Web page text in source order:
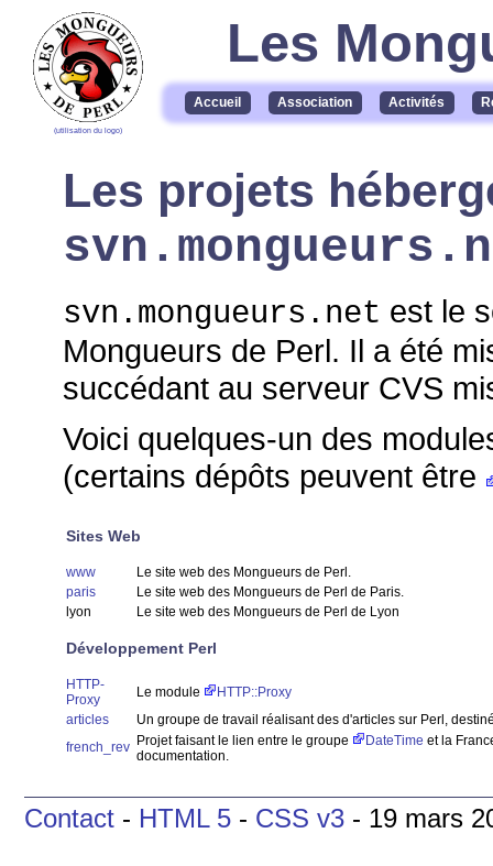
(utilisation du logo)
Les
Accueil Association Activités
Les projets
svn.mongueurs.net est le
Mongueurs de Perl. Il a été
succédant au serveur CVS
Voici quelques-un des
(certains dépôts peuvent être
Sites Web
www
Le site web des Mongueurs de Perl.
paris
Le site web des Mongueurs de Perl de Paris.
lyon
Le site web des Mongueurs de Perl de Lyon
Développement Perl
HTTP-
Proxy
Le module
HTTP::Proxy
articles
Un groupe de travail réalisant des d'articles sur Perl,
french_rev
Projet faisant le lien entre le groupe DateTime et la
documentation.
Contact - HTML 5 - CSS v3 - 19 mars